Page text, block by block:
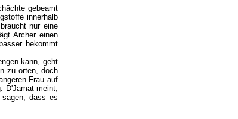
gebeamt
innerhalb
nur eine
Archer einen
bekommt
kann, geht
zu orten, doch
Frau auf
D'Jamat meint,
dass es